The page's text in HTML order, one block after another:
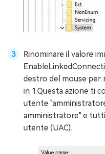
Rinominare il valore
destro del mouse per
in 1.Questa azione ti
utente
amministratore" e
utente (UAC).